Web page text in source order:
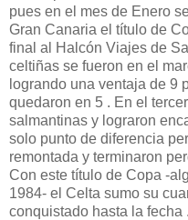
pues en el mes de Enero
Gran Canaria el título de
final al Halcón Viajes de
celtiñas se fueron en el
logrando una ventaja de 9
quedaron en 5 . En el
salmantinas y lograron
solo punto de diferencia
remontada y terminaron
Con este título de Copa -
1984- el Celta sumo su
conquistado hasta la fecha .